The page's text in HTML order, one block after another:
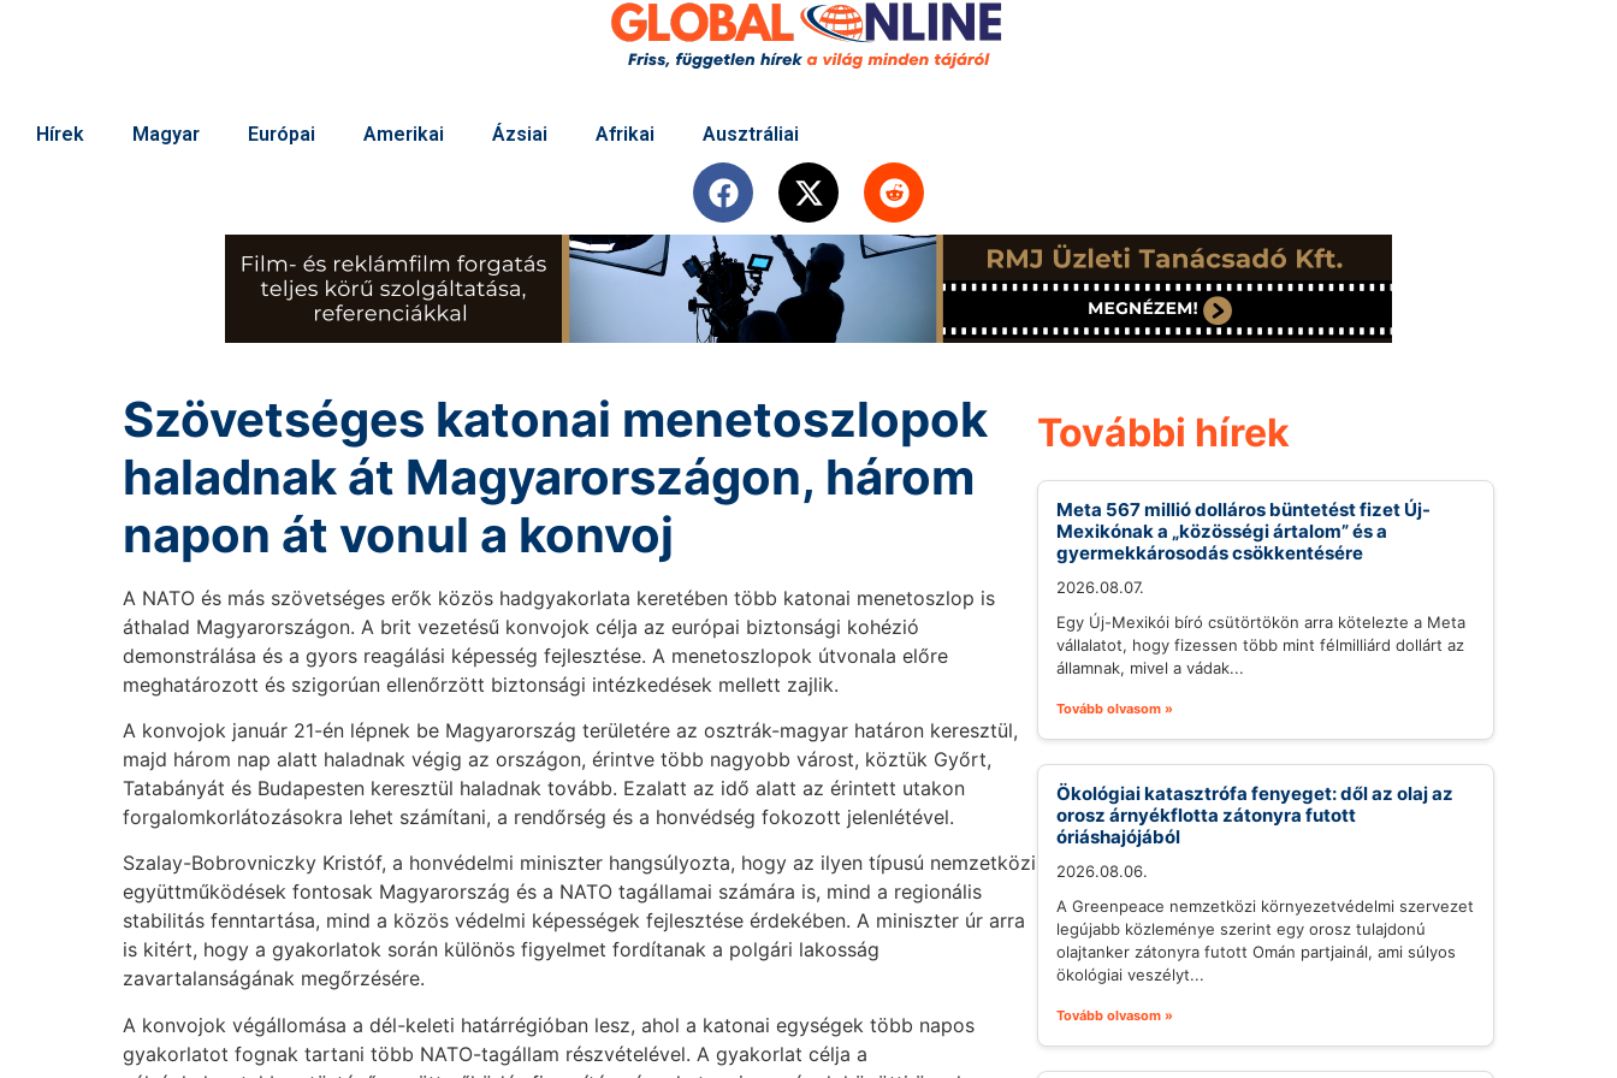
Hírek Magyar Európai Amerikai Ázsiai Afrikai Ausztráliai
Szövetséges katonai menetoszlopok
haladnak át Magyarországon, három
napon át vonul a konvoj
A NATO és más szövetséges erők közös hadgyakorlata keretében több katonai menetoszlop is
áthalad Magyarországon. A brit vezetésű konvojok célja az európai biztonsági kohézió
demonstrálása és a gyors reagálási képesség fejlesztése. A menetoszlopok útvonala előre
meghatározott és szigorúan ellenőrzött biztonsági intézkedések mellett zajlik.
A konvojok január 21-én lépnek be Magyarország területére az osztrák-magyar határon keresztül,
majd három nap alatt haladnak végig az országon, érintve több nagyobb várost, köztük Győrt,
Tatabányát és Budapesten keresztül haladnak tovább. Ezalatt az idő alatt az érintett utakon
forgalomkorlátozásokra lehet számítani, a rendőrség és a honvédség fokozott jelenlétével.
Szalay-Bobrovniczky Kristóf, a honvédelmi miniszter hangsúlyozta, hogy az ilyen típusú nemzetközi
együttműködések fontosak Magyarország és a NATO tagállamai számára is, mind a regionális
stabilitás fenntartása, mind a közös védelmi képességek fejlesztése érdekében. A miniszter úr arra
is kitért, hogy a gyakorlatok során különös figyelmet fordítanak a polgári lakosság
zavartalanságának megőrzésére.
A konvojok végállomása a dél-keleti határrégióban lesz, ahol a katonai egységek több napos
gyakorlatot fognak tartani több NATO-tagállam részvételével. A gyakorlat célja a
További hírek
Meta 567 millió dolláros büntetést fizet Új-
Mexikónak a „közösségi ártalom” és a
gyermekkárosodás csökkentésére
2026.08.07.
Egy Új-Mexikói bíró csütörtökön arra kötelezte a Meta
vállalatot, hogy fizessen több mint félmilliárd dollárt az
államnak, mivel a vádak...
Tovább olvasom »
Ökológiai katasztrófa fenyeget: dől az olaj az
orosz árnyékflotta zátonyra futott
óriáshajójából
2026.08.06.
A Greenpeace nemzetközi környezetvédelmi szervezet
legújabb közleménye szerint egy orosz tulajdonú
olajtanker zátonyra futott Omán partjainál, ami súlyos
ökológiai veszélyt...
Tovább olvasom »